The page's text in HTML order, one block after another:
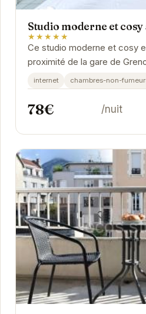
Studio moderne et
★★★★★
Ce studio moderne et cosy
proximité de la gare de
de vie confortable et
internet chambres-non-
78€ /nuit